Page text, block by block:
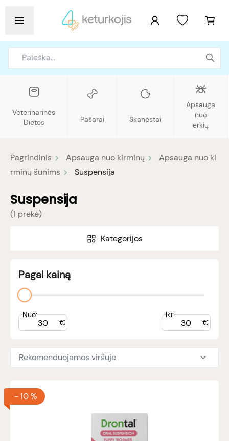
Veterinarinės
Dietos
Pašarai Skanėstai
Apsauga
nuo
erkių
Pagrindinis Apsauga nuo kirminų
Apsauga nuo ki
rminų šunims
Suspensija
Suspensija
(1 prekė)
Kategorijos
Pagal kainą
Nuo:
€
Iki:
€
Rekomenduojamos viršuje
-10 %